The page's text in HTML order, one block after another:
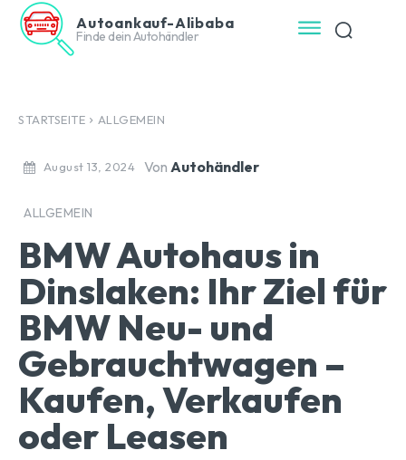
Autoankauf-Alibaba
Finde dein Autohändler
STARTSEITE ALLGEMEIN
August 13, 2024 Von Autohändler
ALLGEMEIN
BMW Autohaus in
Dinslaken: Ihr Ziel für
BMW Neu- und
Gebrauchtwagen –
Kaufen, Verkaufen
oder Leasen